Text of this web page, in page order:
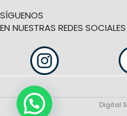
SÍGUENOS
EN NUESTRAS REDES SOCIALES
Digital